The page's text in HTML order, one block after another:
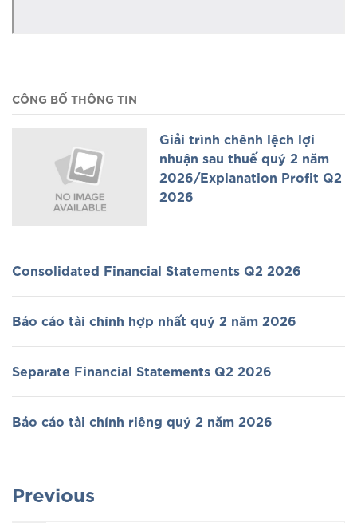
CÔNG BỐ THÔNG TIN
Giải trình chênh lệch lợi
nhuận sau thuế quý 2 năm
2026/Explanation Profit Q2
2026
Consolidated Financial Statements Q2 2026
Báo cáo tài chính hợp nhất quý 2 năm 2026
Separate Financial Statements Q2 2026
Báo cáo tài chính riêng quý 2 năm 2026
Previous